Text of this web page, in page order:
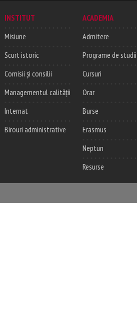
INSTITUT
Misiune
Scurt istoric
Comisii și consilii
Managementul calității
Internat
Birouri administrative
ACADEMIA
Admitere
Programe de studii
Cursuri
Orar
Burse
Erasmus
Neptun
Resurse